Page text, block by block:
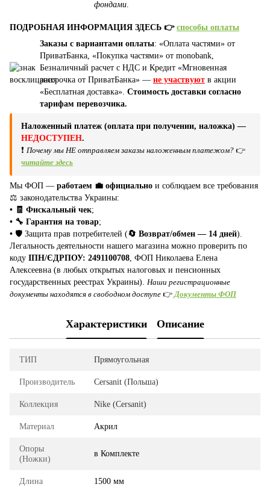
фондами
ПОДРОБНАЯ ИНФОРМАЦИЯ ЗДЕСЬ 👉 способы оплаты
Заказы с вариантами оплаты: «Оплата частями» от
ПриватБанка, «Покупка частями» от monobank,
Безналичный расчет с НДС и Кредит «Мгновенная
рассрочка от ПриватБанка» — не участвуют в акции
«Бесплатная доставка». Стоимость доставки согласно
тарифам перевозчика.
Наложенный платеж (оплата при получении, наложка) —
НЕДОСТУПЕН.
❗ Почему мы НЕ отправляем заказы наложенным платежом? 👉
читайте здесь
Мы ФОП — работаем 💼 официально и соблюдаем все требования
⚖️ законодательства Украины:
• 🧾 Фискальный чек;
• 🔧 Гарантия на товар;
• 🛡️ Защита прав потребителей (🔄 Возврат/обмен — 14 дней).
Легальность деятельности нашего магазина можно проверить по
коду ІПН/ЄДРПОУ: 2491100708 , ФОП Николаева Елена
Алексеевна (в любых открытых налоговых и пенсионных
государственных реестрах Украины). Наши регистрационные
документы находятся в свободном доступе 👉 Документы ФОП
Характеристики Описание
ТИП Прямоугольная
Производитель Cersanit (Польша)
Коллекция Nike (Cersanit)
Материал Акрил
Опоры
(Ножки)
в Комплекте
Длина 1500 мм